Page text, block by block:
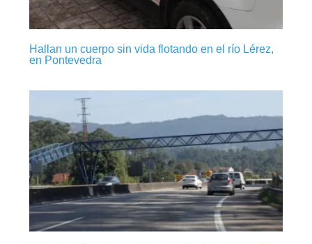
Hallan un cuerpo sin vida flotando en el río Lérez,
en Pontevedra